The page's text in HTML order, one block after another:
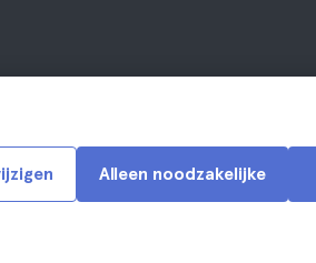
Alleen noodzakelijke